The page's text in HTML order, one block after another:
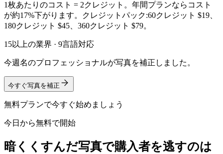
1枚あたりのコスト = 2クレジット。年間プランならコスト
が約17%下がります。クレジットパック:60クレジット $19、
180クレジット $45、360クレジット $79。
15以上の業界 · 9言語対応
今週名のプロフェッショナルが写真を補正しました。
今すぐ写真を補正
無料プランで今すぐ始めましょう
今日から無料で開始
暗くくすんだ写真で購入者を逃すのは